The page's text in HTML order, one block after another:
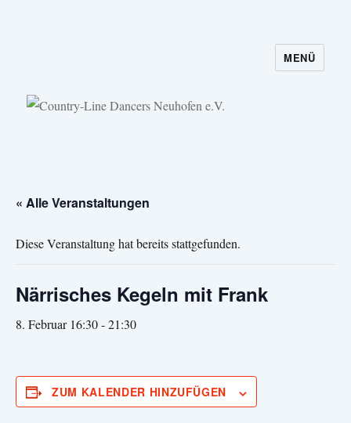
Country-Line Dancers Neuhofen e.V.
MENÜ
« Alle Veranstaltungen
Diese Veranstaltung hat bereits stattgefunden.
Närrisches Kegeln mit Frank
8. Februar 16:30-21:30
ZUM KALENDER HINZUFÜGEN